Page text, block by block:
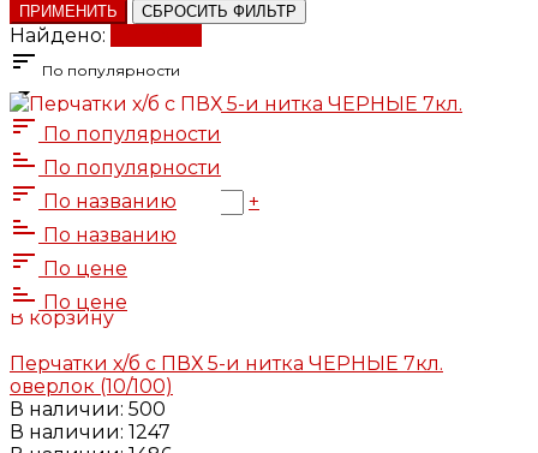
ПРИМЕНИТЬ СБРОСИТЬ ФИЛЬТР
Найдено:
По популярности
По популярности
По популярности
По названию
По названию
По цене
По цене
37 ₽
37 ₽
-
+
В корзину
Добавлено
В корзину
Добавлено
В корзину
Перчатки х/б с ПВХ 5-и нитка ЧЕРНЫЕ 7кл.
оверлок (10/100)
В наличии: 500
В наличии: 1247